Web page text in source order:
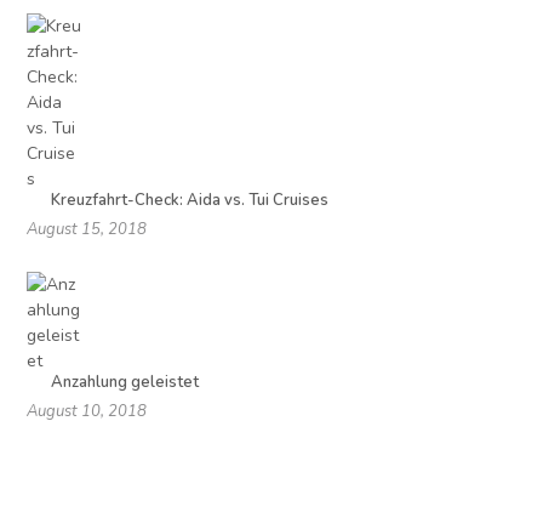
Kreuzfahrt-Check: Aida vs. Tui Cruises
August 15, 2018
Anzahlung geleistet
August 10, 2018